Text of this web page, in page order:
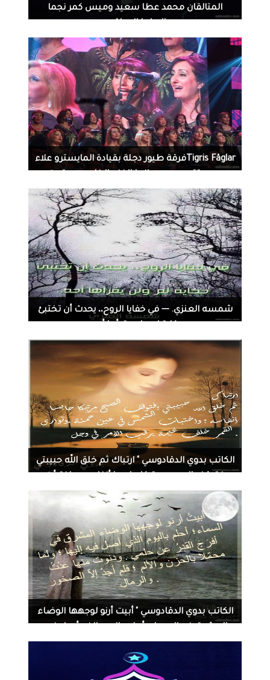
المتالقان محمد عطا سعيد وميس كمر نجما
08-13-2014
0
5426
Tigris Fåglar‏فرقة طيور دجلة بقيادة المايسترو علاء
عنوان زرياب القادم من الشرق .. سيمر من هنا
08-10-2014
0
1706
‏‏شمسه العنزي‏‏. --- في خفايا الروح،، يحدث أن تختبئ
4584
الكاتب بدوي الدقادوسي " ارتباك ثم خلق الله حبيبتي
الشمس في عين حمئة ،وتوارى القمر خلف غيمة
يرقب الأمر في وجل ."
08-09-2014
0
1851
الكاتب بدوي الدقادوسي " أبيت أرنو لوجهها الوضاء
إليها ؛ ولما أفرج القدر عن حلمي . ودنوت منها عدت
محملا بالحزن والألم ؛ فلم أجد إلا الصخور والرمال ."